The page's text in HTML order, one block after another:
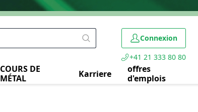
Connexion
+41 21 333 80 80
COURS DE
MÉTAL
Karriere
offres
d'emplois